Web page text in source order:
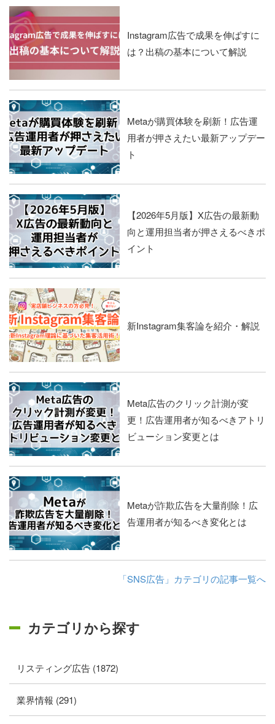
Instagram広告で成果を伸ばすに
は？出稿の基本について解説
Metaが購買体験を刷新！広告運
用者が押さえたい最新アップデー
ト
【2026年5月版】X広告の最新動
向と運用担当者が押さえるべきポ
イント
新Instagram集客論を紹介・解説
Meta広告のクリック計測が変
更！広告運用者が知るべきアトリ
ビューション変更とは
Metaが詐欺広告を大量削除！広
告運用者が知るべき変化とは
「SNS広告」カテゴリの記事一覧へ
カテゴリから探す
リスティング広告 (1872)
業界情報 (291)